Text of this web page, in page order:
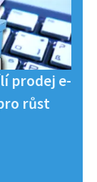
prodej e-
růst